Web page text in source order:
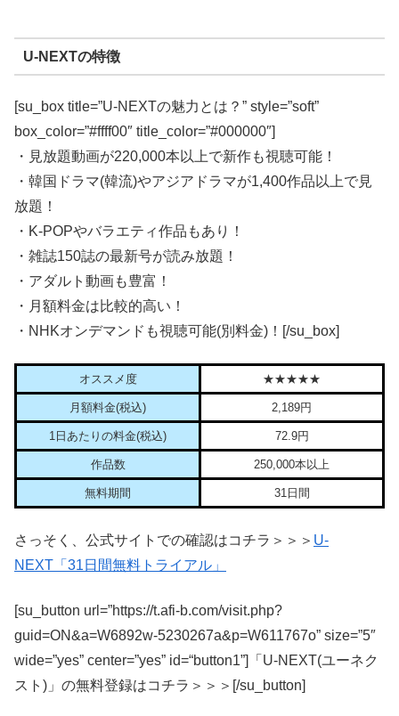
U-NEXTの特徴
[su_box title=”U-NEXTの魅力とは？” style=”soft”
box_color=”#ffff00″ title_color=”#000000″]
・見放題動画が220,000本以上で新作も視聴可能！
・韓国ドラマ(韓流)やアジアドラマが1,400作品以上で見
放題！
・K-POPやバラエティ作品もあり！
・雑誌150誌の最新号が読み放題！
・アダルト動画も豊富！
・月額料金は比較的高い！
・NHKオンデマンドも視聴可能(別料金)！[/su_box]
オススメ度 ★★★★★
月額料金(税込) 2,189円
1日あたりの料金(税込) 72.9円
作品数 250,000本以上
無料期間 31日間
さっそく、公式サイトでの確認はコチラ＞＞＞ U-
NEXT「31日間無料トライアル」
[su_button url=”https://t.afi-b.com/visit.php?
guid=ON&a=W6892w-5230267a&p=W611767o” size=”5″
wide=”yes” center=”yes” id=“button1”]「U-NEXT(ユーネク
スト)」の無料登録はコチラ＞＞＞[/su_button]